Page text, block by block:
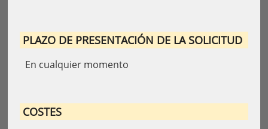
PLAZO DE PRESENTACIÓN DE LA SOLICITUD
En cualquier momento
COSTES